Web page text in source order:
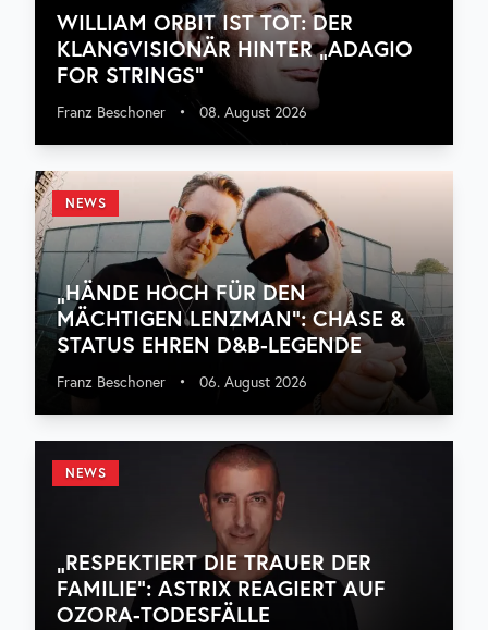
WILLIAM ORBIT IST TOT: DER
KLANGVISIONÄR HINTER „ADAGIO
FOR STRINGS“
Franz Beschoner • 08. August 2026
NEWS
„HÄNDE HOCH FÜR DEN
MÄCHTIGEN LENZMAN“: CHASE &
STATUS EHREN D&B-LEGENDE
Franz Beschoner • 06. August 2026
NEWS
„RESPEKTIERT DIE TRAUER DER
FAMILIE“: ASTRIX REAGIERT AUF
OZORA-TODESFÄLLE